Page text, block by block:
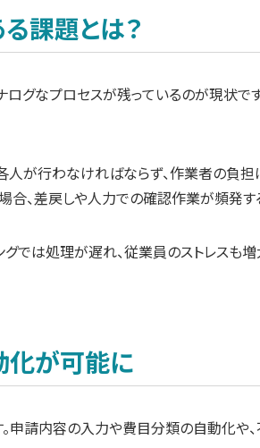
課題とは？
グなプロセスが残っているのが現状
人が行わなければならず、作業者の負
、差戻しや人力での確認作業が頻発す
では処理が遅れ、従業員のストレスも
化が可能に
申請内容の入力や費目分類の自動化